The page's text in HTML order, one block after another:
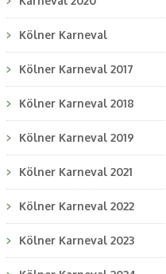
Kölner Karneval
Kölner Karneval 2017
Kölner Karneval 2018
Kölner Karneval 2019
Kölner Karneval 2021
Kölner Karneval 2022
Kölner Karneval 2023